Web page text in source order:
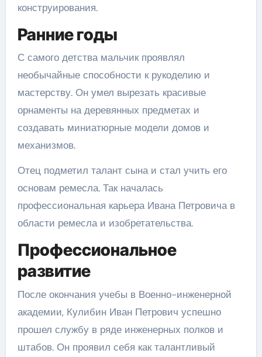
конструирования.
Ранние годы
С самого детства мальчик проявлял
необычайные способности к рукоделию и
мастерству. Он умел вырезать красивые
орнаменты на деревянных предметах и
создавать миниатюрные модели домов и
механизмов.
Отец подметил талант сына и стал учить его
основам ремесла. Так началась
профессиональная карьера Ивана Петровича в
области ремесла и изобретательства.
Профессиональное
развитие
После окончания учебы в Военно-инженерной
академии, Кулибин Иван Петрович успешно
прошел службу в ряде инженерных полков и
штабов. Он проявил себя как талантливый